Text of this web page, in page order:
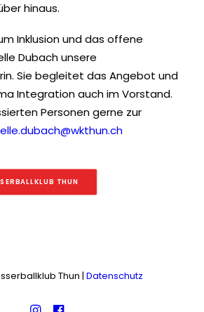
hinaus.
Inklusion und das offene
Dubach unsere
Sie begleitet das Angebot und
Integration auch im Vorstand.
Personen gerne zur
THUN
Thun | Datenschutz